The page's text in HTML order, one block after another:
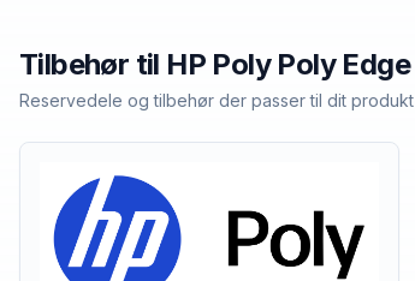
Tilbehør til HP Poly Poly Edge
Reservedele og tilbehør der passer til dit produkt